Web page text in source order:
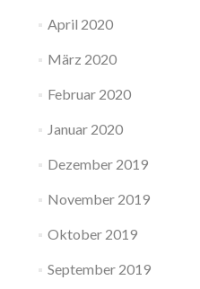
April 2020
März 2020
Februar 2020
Januar 2020
Dezember 2019
November 2019
Oktober 2019
September 2019